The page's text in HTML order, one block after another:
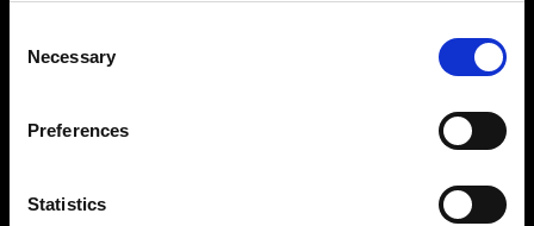
Selection
Necessary
Preferences
Statistics
Cerca un negozio